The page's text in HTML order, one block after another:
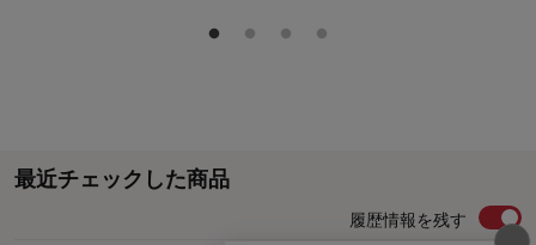
最近チェックした商品
履歴情報を残す